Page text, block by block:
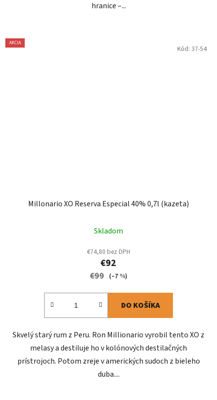
hranice –...
AKCIA
Millonario XO Reserva Especial 40% 0,7l (kazeta)
Skladom
€74,80 bez DPH
€92
€99 (–7 %)
DO KOŠÍKA
Skvelý starý rum z Peru. Ron Millionario vyrobil tento XO z
melasy a destiluje ho v kolónových destilačných
prístrojoch. Potom zreje v amerických sudoch z bieleho
duba....
Kód: 37-54